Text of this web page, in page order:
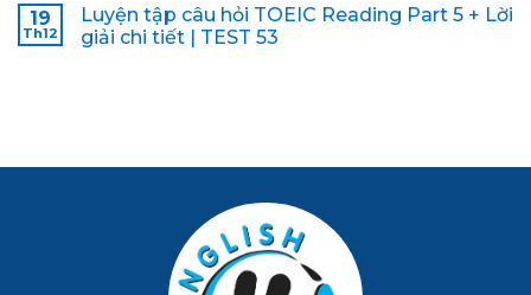
19
Th12
Luyện tập câu hỏi TOEIC Reading Part 5 + Lời
giải chi tiết | TEST 53